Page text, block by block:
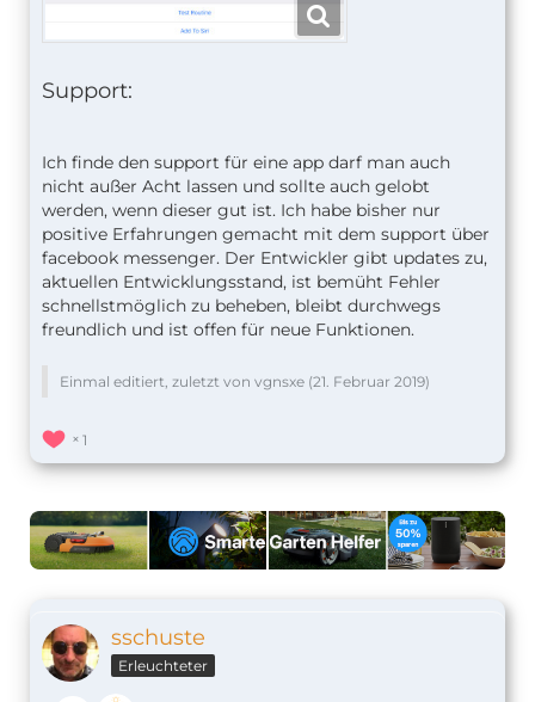
Support:
Ich finde den support für eine app darf man auch
nicht außer Acht lassen und sollte auch gelobt
werden, wenn dieser gut ist. Ich habe bisher nur
positive Erfahrungen gemacht mit dem support über
facebook messenger. Der Entwickler gibt updates zu,
aktuellen Entwicklungsstand, ist bemüht Fehler
schnellstmöglich zu beheben, bleibt durchwegs
freundlich und ist offen für neue Funktionen.
Einmal editiert, zuletzt von vgnsxe (21. Februar 2019)
1
sschuste
Erleuchteter